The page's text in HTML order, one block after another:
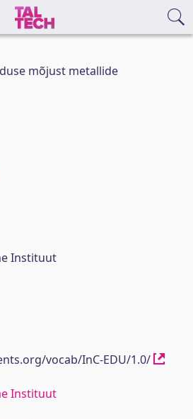
mõjust metallide
Instituut
vocab/InC-EDU/1.0/
Instituut